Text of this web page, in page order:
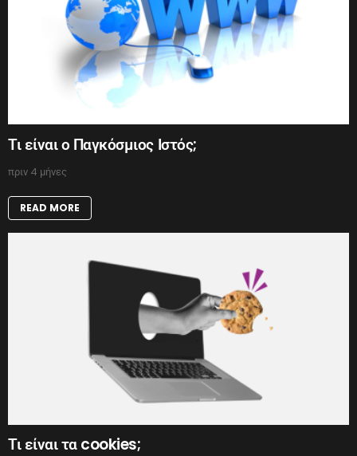
Τι είναι ο Παγκόσμιος Ιστός;
πριν 4 μήνες
READ MORE
Τι είναι τα cookies;